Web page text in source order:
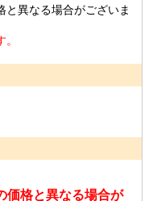
異なる場合がございま
価格と異なる場合が